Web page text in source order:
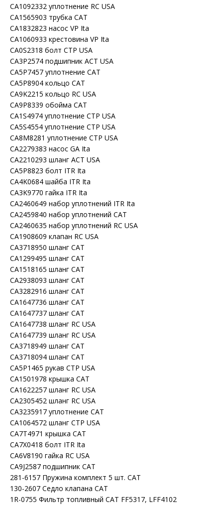
CA1092332 уплотнение RC USA
CA1565903 трубка CAT
CA1832823 насос VP Ita
CA1060933 крестовина VP Ita
CA0S2318 болт CTP USA
CA3P2574 подшипник ACT USA
CA5P7457 уплотнение CAT
CA5P8904 кольцо CAT
CA9K2215 кольцо RC USA
CA9P8339 обойма CAT
CA1S4974 уплотнение CTP USA
CA5S4554 уплотнение CTP USA
CA8M8281 уплотнение CTP USA
CA2279383 насос GA Ita
CA2210293 шланг ACT USA
CA5P8823 болт ITR Ita
CA4K0684 шайба ITR Ita
CA3K9770 гайка ITR Ita
CA2460649 набор уплотнений ITR Ita
CA2459840 набор уплотнений CAT
CA2460635 набор уплотнений RC USA
CA1908609 клапан RC USA
CA3718950 шланг CAT
CA1299495 шланг CAT
CA1518165 шланг CAT
CA2938093 шланг CAT
CA3282916 шланг CAT
CA1647736 шланг CAT
CA1647737 шланг CAT
CA1647738 шланг RC USA
CA1647739 шланг RC USA
CA3718949 шланг CAT
CA3718094 шланг CAT
CA5P1465 рукав CTP USA
CA1501978 крышка CAT
CA1622257 шланг RC USA
CA2305452 шланг RC USA
CA3235917 уплотнение CAT
CA1064572 шланг CTP USA
CA7T4971 крышка CAT
CA7X0418 болт ITR Ita
CA6V8190 гайка RC USA
CA9J2587 подшипник CAT
281-6157 Пружина комплект 5 шт. CAT
130-2607 Седло клапана CAT
1R-0755 Фильтр топливный CAT FF5317, LFF4102